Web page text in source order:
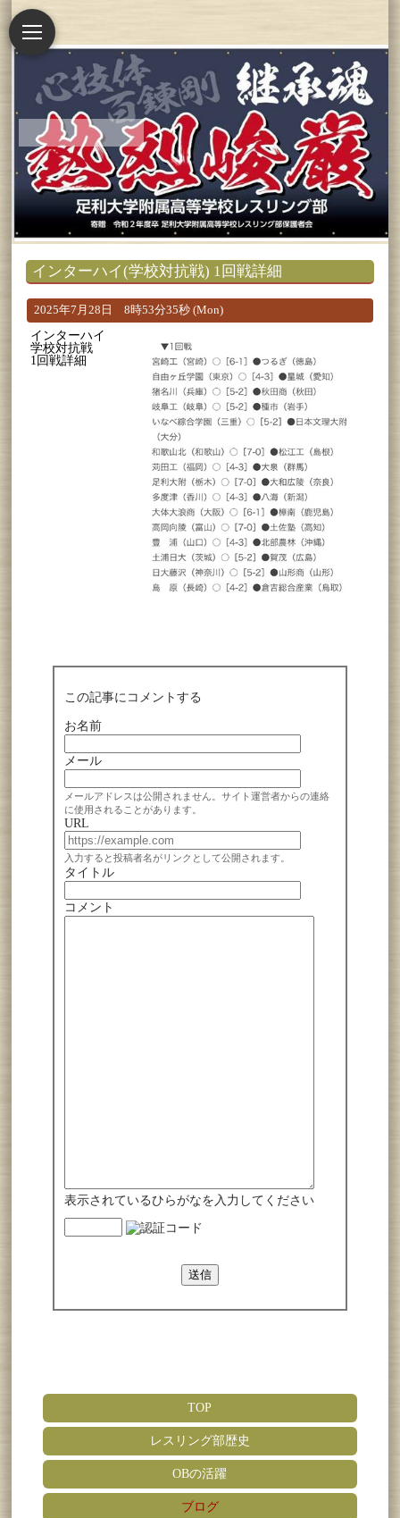
インターハイ(学校対抗戦) 1回戦詳細
2025年7月28日 8時53分35秒 (Mon)
インターハイ
学校対抗戦
1回戦詳細
この記事にコメントする
お名前
メール
メールアドレスは公開されません。サイト運営者からの連絡
に使用されることがあります。
URL
入力すると投稿者名がリンクとして公開されます。
タイトル
コメント
表示されているひらがなを入力してください
TOP
レスリング部歴史
OBの活躍
ブログ